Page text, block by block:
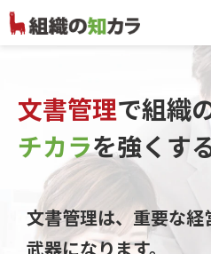
文書管理
お役立
記事カテ
よくある
文書管理で組織
チカラを強くす
文書管理は、重要な
武器になります。